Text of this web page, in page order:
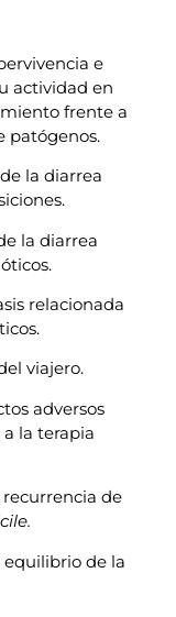
e
actividad en
frente a
patógenos.
la diarrea
la diarrea
relacionada
viajero.
adversos
la terapia
de
equilibrio de la